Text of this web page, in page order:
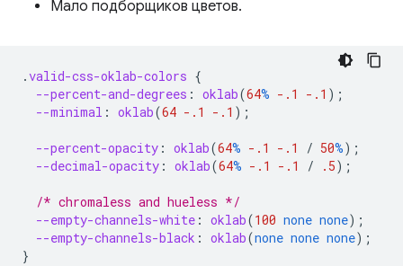
Мало подборщиков цветов.
.valid-css-oklab-colors {
--percent-and-degrees : oklab(64% -.1 -.1 );
--minimal : oklab(64 -.1 -.1 );
--percent-opacity : oklab(64% -.1 -.1 / 50%);
--decimal-opacity : oklab(64% -.1 -.1 / .5);
/* chromaless and hueless */
--empty-channels-white : oklab(100 none none);
--empty-channels-black : oklab(none none none);
}